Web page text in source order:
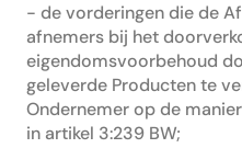
- de vorderingen die de
afnemers bij het
eigendomsvoorbehoud
geleverde Producten te
Ondernemer op de
in artikel 3:239 BW;